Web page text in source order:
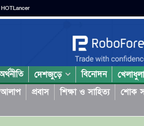
HOTLancer
দেশজুড়ে বিনোদন
প্রবাস শিক্ষা ও সাহিত্য শোক